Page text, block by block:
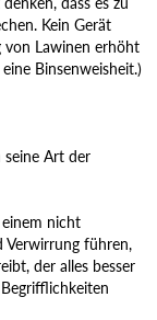
Kein Gerät
von Lawinen erhöht
Binsenweisheit.)
seine Art der
nicht
Verwirrung führen,
der alles besser